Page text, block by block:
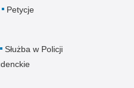
Petycje
Służba w Policji